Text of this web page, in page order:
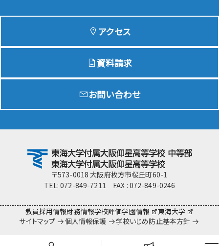
School Life 学校生活
Exam 入試情報サイト
team Gyosei team Gyosei
アクセス
資料請求
お問い合わせ
〒573-0018 大阪府枚方市桜丘町60-1
TEL: 072-849-7211 FAX : 072-849-0246
教員採用情報財務情報学校評価学園情報
東海大学
サイトマップ
個人情報保護 学校いじめ防止基本方針